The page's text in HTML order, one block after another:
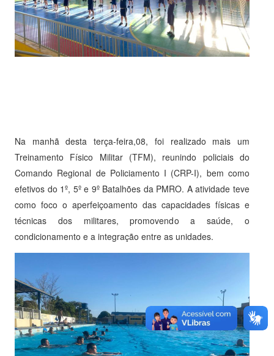
Na manhã desta terça-feira,08, foi realizado mais um
Treinamento Físico Militar (TFM), reunindo policiais do
Comando Regional de Policiamento I (CRP-I), bem como
efetivos do 1º, 5º e 9º Batalhões da PMRO. A atividade teve
como foco o aperfeiçoamento das capacidades físicas e
técnicas dos militares, promovendo a saúde, o
condicionamento e a integração entre as unidades.